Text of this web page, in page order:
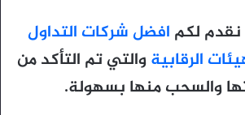
لكم افضل شركات التداول
الرقابيةوالتي تم التأكد من
والسحب منها بسهولة.